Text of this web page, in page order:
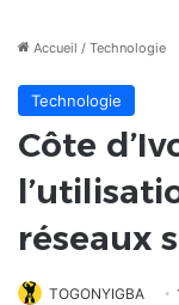
Accueil / Technologie
Technologie
Côte
réseaux
TOGONYIGBA